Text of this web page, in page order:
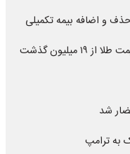
و اضافه بیمه تکمیلی
شد
به ترامپ